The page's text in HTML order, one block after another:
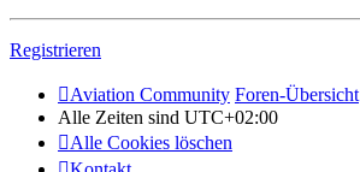
Registrieren
Aviation Community Foren-Übersicht
Alle Zeiten sind UTC+02:00
Alle Cookies löschen